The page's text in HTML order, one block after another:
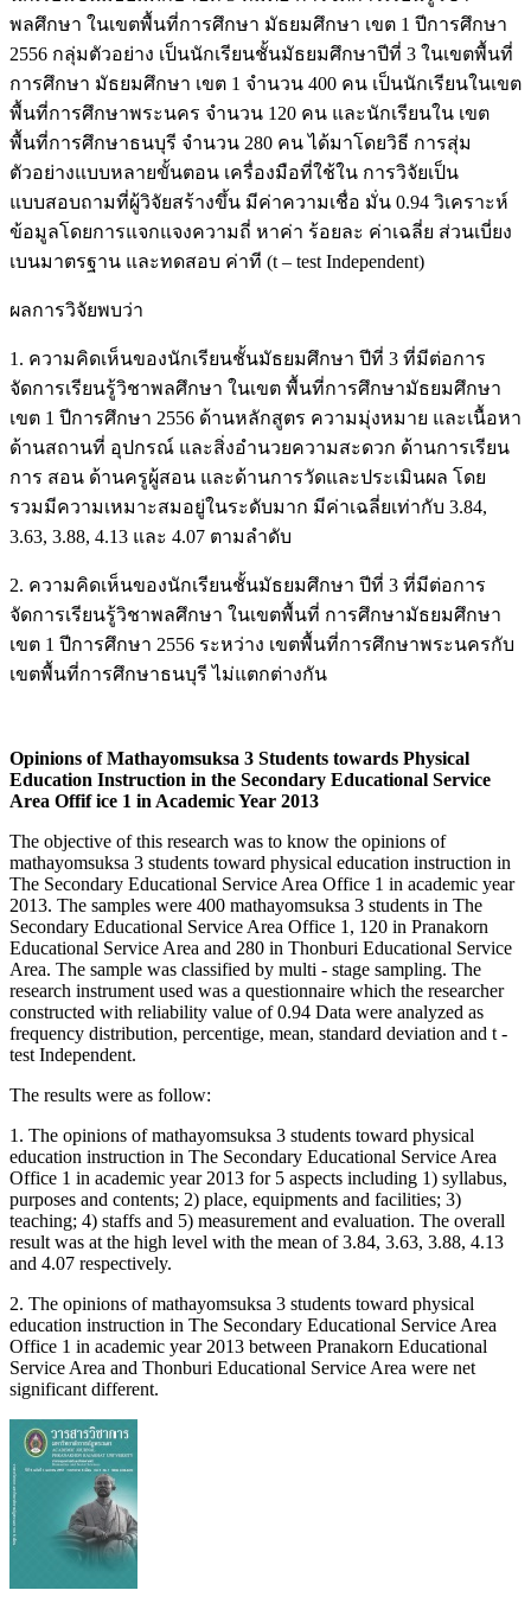
พลศึกษา ในเขตพื้นที่การศึกษา มัธยมศึกษา เขต 1 ปีการศึกษา
2556 กลุ่มตัวอย่าง เป็นนักเรียนชั้นมัธยมศึกษาปีที่ 3 ในเขตพื้นที่
การศึกษา มัธยมศึกษา เขต 1 จำนวน 400 คน เป็นนักเรียนในเขต
พื้นที่การศึกษาพระนคร จำนวน 120 คน และนักเรียนใน เขต
พื้นที่การศึกษาธนบุรี จำนวน 280 คน ได้มาโดยวิธี การสุ่ม
ตัวอย่างแบบหลายขั้นตอน เครื่องมือที่ใช้ใน การวิจัยเป็น
แบบสอบถามที่ผู้วิจัยสร้างขึ้น มีค่าความเชื่อ มั่น 0.94 วิเคราะห์
ข้อมูลโดยการแจกแจงความถี่ หาค่า ร้อยละ ค่าเฉลี่ย ส่วนเบี่ยง
เบนมาตรฐาน และทดสอบ ค่าที (t – test Independent)
ผลการวิจัยพบว่า
1. ความคิดเห็นของนักเรียนชั้นมัธยมศึกษา ปีที่ 3 ที่มีต่อการ
จัดการเรียนรู้วิชาพลศึกษา ในเขต พื้นที่การศึกษามัธยมศึกษา
เขต 1 ปีการศึกษา 2556 ด้านหลักสูตร ความมุ่งหมาย และเนื้อหา
ด้านสถานที่ อุปกรณ์ และสิ่งอำนวยความสะดวก ด้านการเรียน
การ สอน ด้านครูผู้สอน และด้านการวัดและประเมินผล โดย
รวมมีความเหมาะสมอยู่ในระดับมาก มีค่าเฉลี่ยเท่ากับ 3.84,
3.63, 3.88, 4.13 และ 4.07 ตามลำดับ
2. ความคิดเห็นของนักเรียนชั้นมัธยมศึกษา ปีที่ 3 ที่มีต่อการ
จัดการเรียนรู้วิชาพลศึกษา ในเขตพื้นที่ การศึกษามัธยมศึกษา
เขต 1 ปีการศึกษา 2556 ระหว่าง เขตพื้นที่การศึกษาพระนครกับ
เขตพื้นที่การศึกษาธนบุรี ไม่แตกต่างกัน
Opinions of Mathayomsuksa 3 Students towards Physical
Education Instruction in the Secondary Educational Service
Area Offif ice 1 in Academic Year 2013
The objective of this research was to know the opinions of
mathayomsuksa 3 students toward physical education instruction in
The Secondary Educational Service Area Office 1 in academic year
2013. The samples were 400 mathayomsuksa 3 students in The
Secondary Educational Service Area Office 1, 120 in Pranakorn
Educational Service Area and 280 in Thonburi Educational Service
Area. The sample was classified by multi - stage sampling. The
research instrument used was a questionnaire which the researcher
constructed with reliability value of 0.94 Data were analyzed as
frequency distribution, percentige, mean, standard deviation and t -
test Independent.
The results were as follow:
1. The opinions of mathayomsuksa 3 students toward physical
education instruction in The Secondary Educational Service Area
Office 1 in academic year 2013 for 5 aspects including 1) syllabus,
purposes and contents; 2) place, equipments and facilities; 3)
teaching; 4) staffs and 5) measurement and evaluation. The overall
result was at the high level with the mean of 3.84, 3.63, 3.88, 4.13
and 4.07 respectively.
2. The opinions of mathayomsuksa 3 students toward physical
education instruction in The Secondary Educational Service Area
Office 1 in academic year 2013 between Pranakorn Educational
Service Area and Thonburi Educational Service Area were net
significant different.